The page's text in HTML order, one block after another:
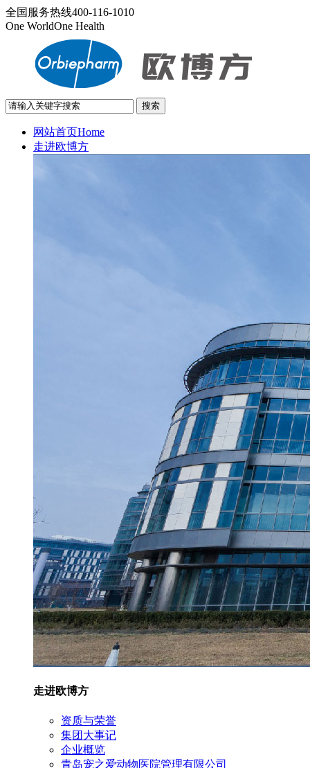
全国服务热线400-116-1010
One WorldOne Health
网站首页Home
走进欧博方
走进欧博方
资质与荣誉
集团大事记
企业概览
青岛宠之爱动物医院管理有限公司